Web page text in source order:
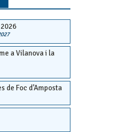
a Vilanova i la
de Foc d’Amposta